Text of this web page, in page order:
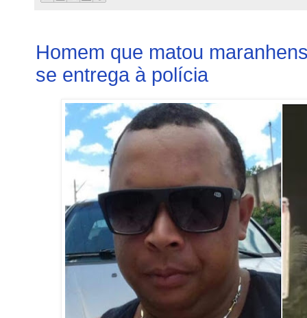
Homem que matou
se entrega à polícia